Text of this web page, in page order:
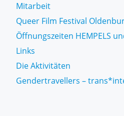
Mitarbeit
Queer Film Festival
Öffnungszeiten HEMPELS
Links
Die Aktivitäten
Gendertravellers –